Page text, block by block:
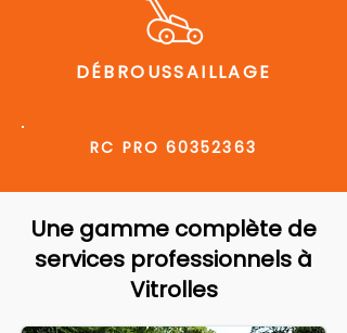
DÉBROUSSAILLAGE
RC PRO 60352363
Une gamme complète de
services professionnels à
Vitrolles